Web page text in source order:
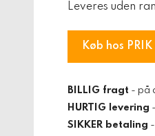
Leveres uden
Køb hos PRIK
BILLIG fragt - på
HURTIG levering
SIKKER betaling